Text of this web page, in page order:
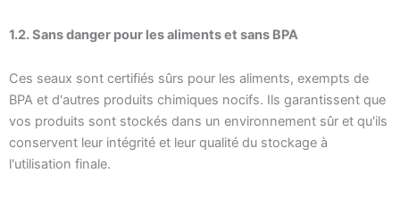
1.2. Sans danger pour les aliments et sans BPA
Ces seaux sont certifiés sûrs pour les aliments, exempts de
BPA et d'autres produits chimiques nocifs. Ils garantissent que
vos produits sont stockés dans un environnement sûr et qu'ils
conservent leur intégrité et leur qualité du stockage à
l'utilisation finale.